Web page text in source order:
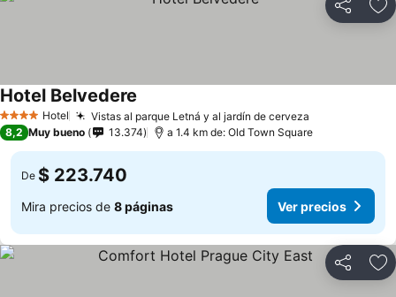
Compartir
4 EstrellasHotel Vistas al parque Letná y al jardín de cerveza
Hotel Belvedere
8,2 Muy bueno 13.374 a 1.4 km de: Old Town Square
De $ 223.740
Mira precios de 8 páginas Ver precios
Compartir